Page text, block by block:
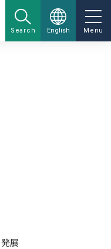
Search English Menu
展